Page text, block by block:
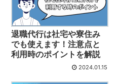
退職代行は社宅や寮住み
でも使えます！注意点と
利用時のポイントを解説
2024.01.15